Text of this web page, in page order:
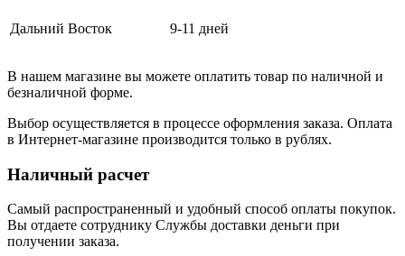
Дальний Восток 9-11 дней
В нашем магазине вы можете оплатить товар по наличной и
безналичной форме.
Выбор осуществляется в процессе оформления заказа. Оплата
в Интернет-магазине производится только в рублях.
Наличный расчет
Самый распространенный и удобный способ оплаты покупок.
Вы отдаете сотруднику Службы доставки деньги при
получении заказа.